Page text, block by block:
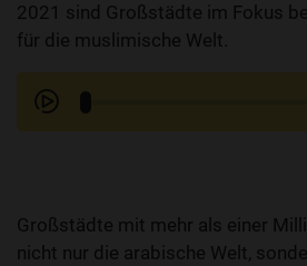
2021 sind Großstädte im Fokus
für die muslimische Welt.
Großstädte mit mehr als einer
nicht nur die arabische Welt,